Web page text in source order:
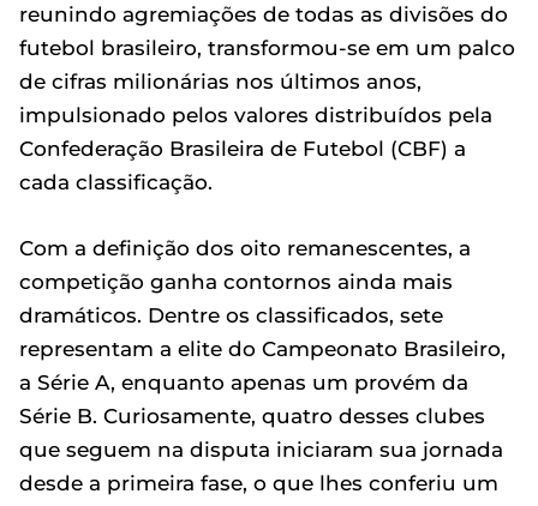
reunindo agremiações de todas as divisões do
futebol brasileiro, transformou-se em um palco
de cifras milionárias nos últimos anos,
impulsionado pelos valores distribuídos pela
Confederação Brasileira de Futebol (CBF) a
cada classificação.
Com a definição dos oito remanescentes, a
competição ganha contornos ainda mais
dramáticos. Dentre os classificados, sete
representam a elite do Campeonato Brasileiro,
a Série A, enquanto apenas um provém da
Série B. Curiosamente, quatro desses clubes
que seguem na disputa iniciaram sua jornada
desde a primeira fase, o que lhes conferiu um